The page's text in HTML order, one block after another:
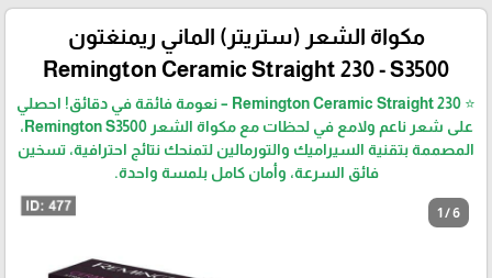
مكواة الشعر (ستريتر) الماني ريمنغتون
Remington Ceramic Straight 230 - S3500
⭐ Remington Ceramic Straight 230 – نعومة فائقة في دقائق! احصلي
على شعر ناعم ولامع في لحظات مع مكواة الشعر Remington S3500،
المصممة بتقنية السيراميك والتورمالين لتمنحك نتائج احترافية، تسخين
فائق السرعة، وأمان كامل بلمسة واحدة.
1 / 6